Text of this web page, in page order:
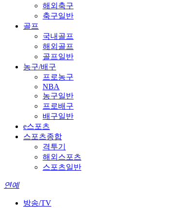
해외축구
축구일반
골프
국내골프
해외골프
골프일반
농구/배구
프로농구
NBA
농구일반
프로배구
배구일반
e스포츠
스포츠종합
격투기
해외스포츠
스포츠일반
연예
방송/TV